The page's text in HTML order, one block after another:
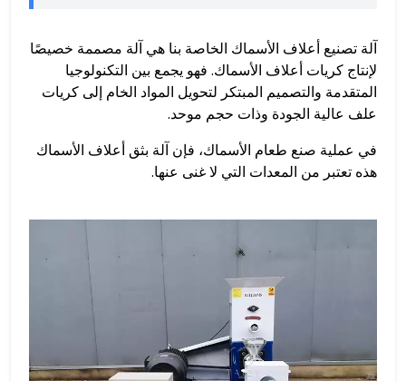
آلة تصنيع أعلاف الأسماك الخاصة بنا هي آلة مصممة خصيصًا
لإنتاج كريات أعلاف الأسماك. فهو يجمع بين التكنولوجيا
المتقدمة والتصميم المبتكر لتحويل المواد الخام إلى كريات
علف عالية الجودة وذات حجم موحد.
في عملية صنع طعام الأسماك، فإن آلة بثق أعلاف الأسماك
هذه تعتبر من المعدات التي لا غنى عنها.